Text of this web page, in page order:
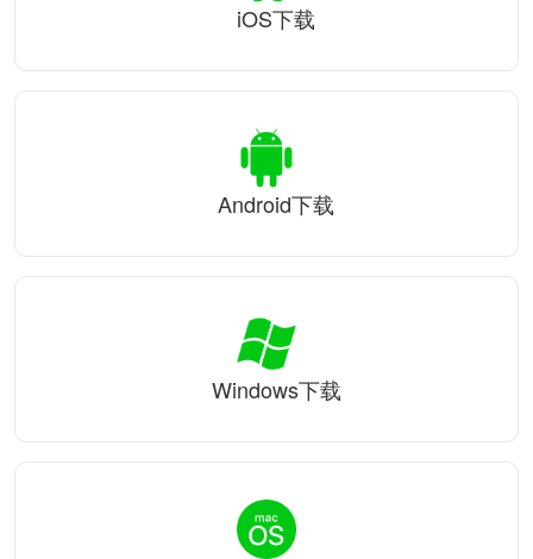
iOS下载
Android下载
Windows下载